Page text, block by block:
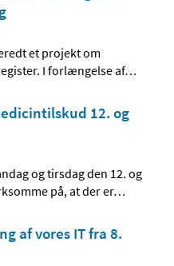
et projekt om
I forlængelse af…
12. og
og tirsdag den 12. og
på, at der er…
af vores IT fra 8.